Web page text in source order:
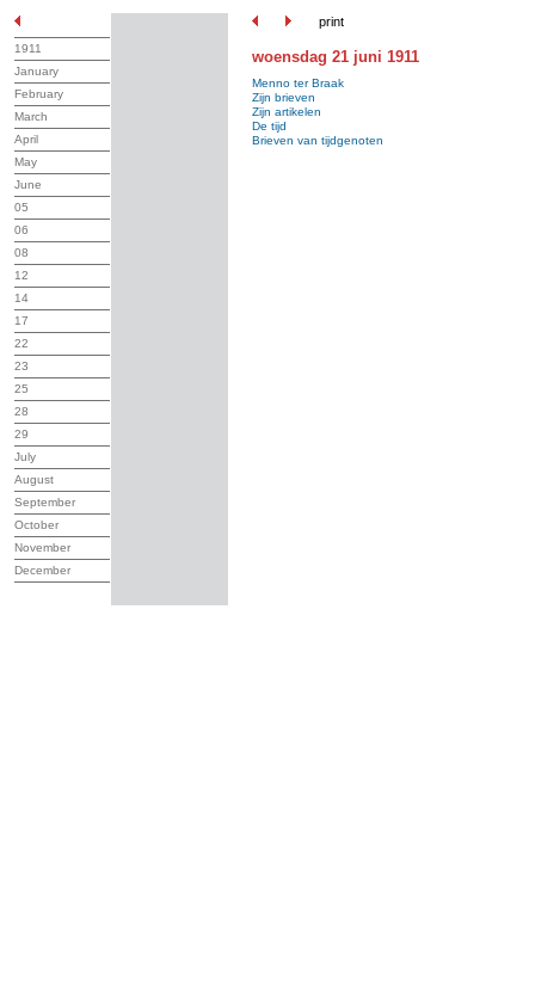
print
1911
January
February
March
April
May
June
05
06
08
12
14
17
22
23
25
28
29
July
August
September
October
November
December
woensdag 21 juni 1911
Menno ter Braak
Zijn brieven
Zijn artikelen
De tijd
Brieven van tijdgenoten